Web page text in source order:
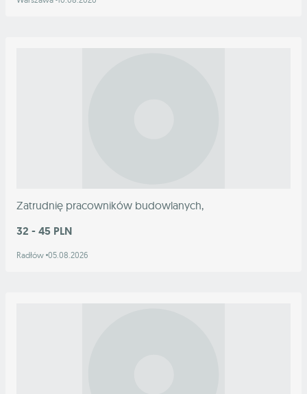
Zatrudnię pracowników budowlanych,
32 - 45 PLN
Radłów 05.08.2026